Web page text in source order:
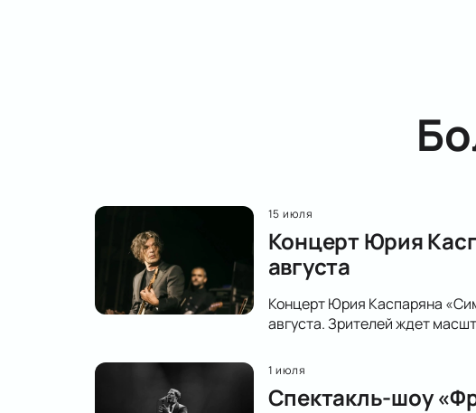
15 июля
Концерт Юрия
августа
Концерт Юрия Каспаряна
августа. Зрителей ждет
1 июля
Спектакль-шоу